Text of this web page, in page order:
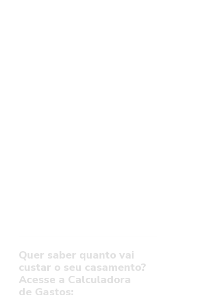
Quer saber quanto vai
custar o seu casamento?
Acesse a Calculadora